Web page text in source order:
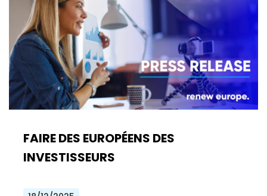
FAIRE DES EUROPÉENS DES
INVESTISSEURS